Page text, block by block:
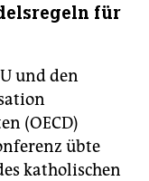
für
und den
(OECD)
übte
katholischen